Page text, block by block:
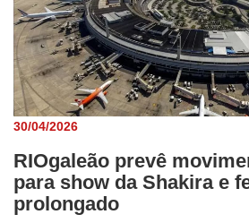
30/04/2026
RIOgaleão prevê
para show da Shakira e
prolongado